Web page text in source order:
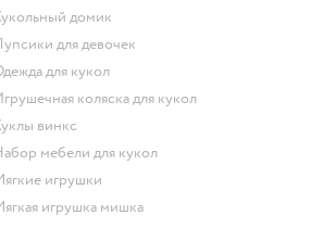
Кукольный домик
Пупсики для девочек
Одежда для кукол
Игрушечная коляска для кукол
Куклы винкс
Набор мебели для кукол
Мягкие игрушки
Мягкая игрушка мишка